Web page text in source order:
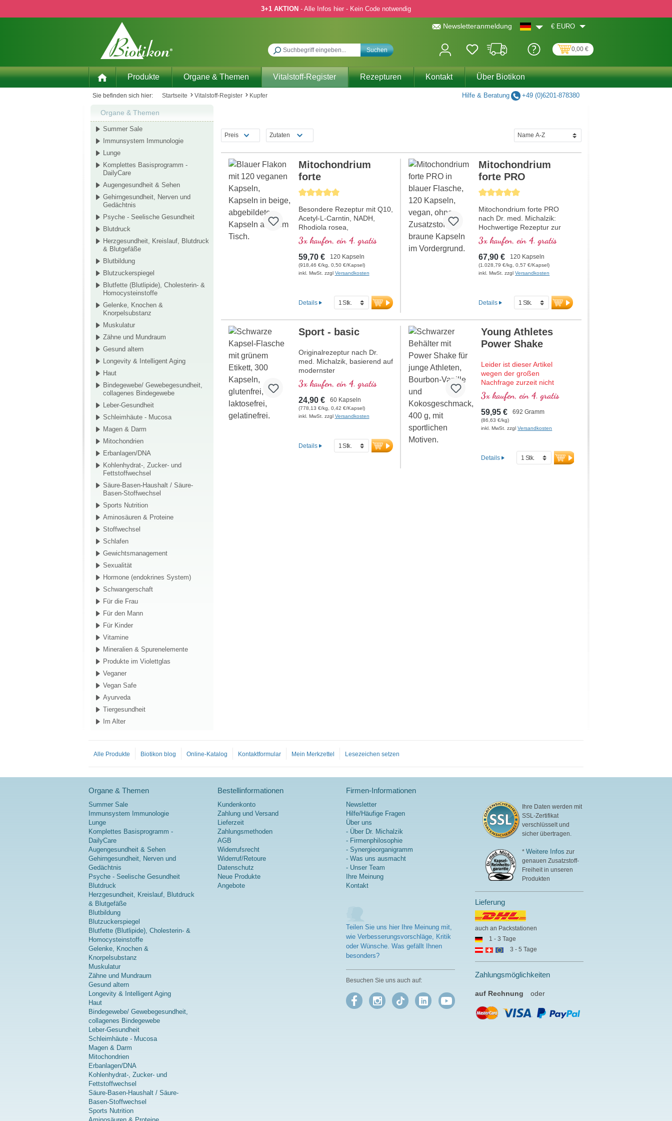
3+1 AKTION - Alle Infos hier - Kein Code notwendig
Newsletteranmeldung € EURO
Suchen 0,00 €
Produkte Organe & Themen Vitalstoff-Register Rezepturen Kontakt Über Biotikon
Sie befinden sich hier: Startseite Vitalstoff-Register Kupfer Hilfe & Beratung +49 (0)6201-878380
Organe & Themen
Summer Sale
Immunsystem Immunologie
Lunge
Komplettes Basisprogramm -
DailyCare
Augengesundheit & Sehen
Gehirngesundheit, Nerven und
Gedächtnis
Psyche - Seelische Gesundheit
Blutdruck
Herzgesundheit, Kreislauf, Blutdruck
& Blutgefäße
Blutbildung
Blutzuckerspiegel
Blutfette (Blutlipide), Cholesterin- &
Homocysteinstoffe
Gelenke, Knochen &
Knorpelsubstanz
Muskulatur
Zähne und Mundraum
Gesund altern
Longevity & Intelligent Aging
Haut
Bindegewebe/ Gewebegesundheit,
collagenes Bindegewebe
Leber-Gesundheit
Schleimhäute - Mucosa
Magen & Darm
Mitochondrien
Erbanlagen/DNA
Kohlenhydrat-, Zucker- und
Fettstoffwechsel
Säure-Basen-Haushalt / Säure-
Basen-Stoffwechsel
Sports Nutrition
Aminosäuren & Proteine
Stoffwechsel
Schlafen
Gewichtsmanagement
Sexualität
Hormone (endokrines System)
Schwangerschaft
Für die Frau
Für den Mann
Für Kinder
Vitamine
Mineralien & Spurenelemente
Produkte im Violettglas
Veganer
Vegan Safe
Ayurveda
Tiergesundheit
Im Alter
Preis Zutaten
Durchschnittliche Bewertung von 5 von 5 Sternen
Mitochondrium
forte
Besondere Rezeptur mit Q10,
Acetyl-L-Carntin, NADH,
Rhodiola rosea,
Phosphatidylserin, Glutathion,
Cordyceps und Kupfer,
welches zu einem normalen
Stoffwechsel zur
Energiegewinnung beiträgt (in
3x kaufen, ein 4. gratis
59,70 € 120 Kapseln
(918,46 €/kg, 0,50 €/Kapsel)
inkl. MwSt. zzgl Versandkosten
Details
Durchschnittliche Bewertung von 5 von 5 Sternen
Mitochondrium
forte PRO
Mitochondrium forte PRO
nach Dr. med. Michalzik:
Hochwertige Rezeptur zur
Unterstützung des
Energiestoffwechsels und der
Zellgesundheit. Mit NADH,
Q10, Resveratrol und
Thiamin, welches den
der wertvollen Sodium-R-
Lipoat-Form. Aluminiumfreie
Jahre Erfahrung garantieren
höchste Qualität. Von Ärzten
entwickelt.
mehr Informationen zu
Mitochondrium forte PRO
3x kaufen, ein 4. gratis
67,90 € 120 Kapseln
(1.028,79 €/kg, 0,57 €/Kapsel)
inkl. MwSt. zzglVersandkosten
Details
Sport - basic
Originalrezeptur nach Dr.
med. Michalzik, basierend auf
modernster
wissenschaftlicher
Forschung. B-Vitamine 2, 6,
12 und Folsäure in bioaktiver
Form!
3x kaufen, ein 4. gratis
24,90 € 60 Kapseln
(778,13 €/kg, 0,42 €/Kapsel)
inkl. MwSt. zzgl Versandkosten
Details
Young Athletes
Power Shake
Leider ist dieser Artikel
wegen der großen
Nachfrage zurzeit nicht
lieferbar.
Hochwertiger Protein-Shake
mit allen essenziellen
Aminosäuren (EAAs) und
Creatin, D-Ribose
(Muskelzucker) und Acetyl-L-
3x kaufen, ein 4. gratis
59,95 € 692 Gramm
(86,63 €/kg)
inkl. MwSt. zzglVersandkosten
Details
Alle Produkte Biotikon blog Online-Katalog Kontaktformular Mein Merkzettel Lesezeichen setzen
Organe & Themen
Summer Sale
Immunsystem Immunologie
Lunge
Komplettes Basisprogramm -
DailyCare
Augengesundheit & Sehen
Gehirngesundheit, Nerven und
Gedächtnis
Psyche - Seelische Gesundheit
Blutdruck
Herzgesundheit, Kreislauf, Blutdruck
& Blutgefäße
Blutbildung
Blutzuckerspiegel
Blutfette (Blutlipide), Cholesterin- &
Homocysteinstoffe
Gelenke, Knochen &
Knorpelsubstanz
Muskulatur
Zähne und Mundraum
Gesund altern
Longevity & Intelligent Aging
Haut
Bindegewebe/ Gewebegesundheit,
collagenes Bindegewebe
Leber-Gesundheit
Schleimhäute - Mucosa
Magen & Darm
Mitochondrien
Erbanlagen/DNA
Kohlenhydrat-, Zucker- und
Fettstoffwechsel
Säure-Basen-Haushalt / Säure-
Basen-Stoffwechsel
Sports Nutrition
Bestellinformationen
Kundenkonto
Zahlung und Versand
Lieferzeit
Zahlungsmethoden
AGB
Widerrufsrecht
Widerruf/Retoure
Datenschutz
Neue Produkte
Angebote
Firmen-Informationen
Newsletter
Hilfe/Häufige Fragen
Über uns
- Über Dr. Michalzik
- Firmenphilosophie
- Synergieorganigramm
- Was uns ausmacht
- Unser Team
Ihre Meinung
Kontakt
Teilen Sie uns hier Ihre Meinung mit,
wie Verbesserungsvorschläge, Kritik
oder Wünsche. Was gefällt Ihnen
besonders?
Besuchen Sie uns auch auf:
Ihre Daten werden mit
SSL-Zertifikat
verschlüsselt und
sicher übertragen.
*Weitere Infos zur
genauen Zusatzstoff-
Freiheit in unseren
Produkten
Lieferung
auch an Packstationen
1 - 3 Tage
3 - 5 Tage
Zahlungsmöglichkeiten
auf Rechnung oder